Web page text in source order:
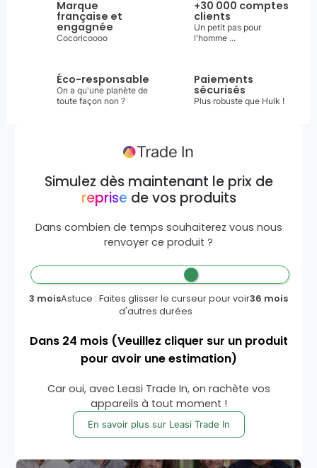
Marque
française et
engagnée
Cocoricoooo
+30 000 comptes
clients
Un petit pas pour
l'homme ...
Éco-responsable
On a qu'une planète de
toute façon non ?
Paiements
sécurisés
Plus robuste que Hulk !
Simulez dès maintenant le prix de
reprisede vos produits
Dans combien de temps souhaiterez vous nous
renvoyer ce produit ?
3 moisAstuce : Faites glisser le curseur pour voir
d'autres durées
36 mois
Dans 24 mois (Veuillez cliquer sur un produit
pour avoir une estimation)
Car oui, avec Leasi Trade In, on rachète vos
appareils à tout moment !
En savoir plus sur Leasi Trade In